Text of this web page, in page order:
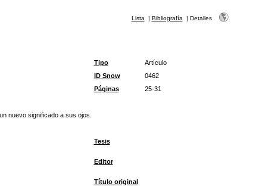
Lista | Bibliografía | Detalles
Tipo
Artículo
ID Snow
0462
Páginas
25-31
nuevo significado a sus ojos.
Tesis
Editor
Título original